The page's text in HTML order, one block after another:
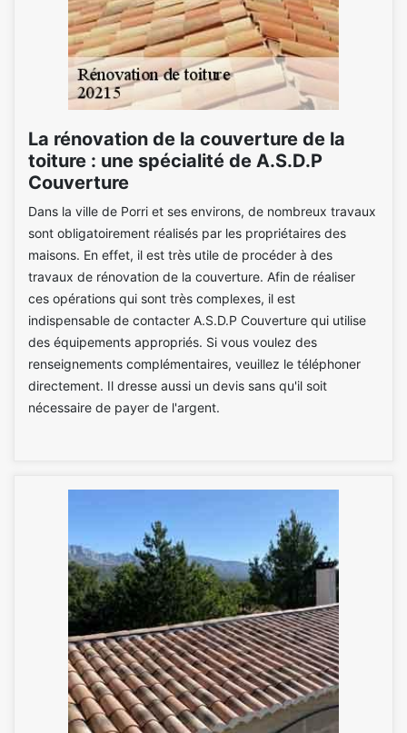
La rénovation de la couverture de la
toiture : une spécialité de A.S.D.P
Couverture
Dans la ville de Porri et ses environs, de nombreux travaux
sont obligatoirement réalisés par les propriétaires des
maisons. En effet, il est très utile de procéder à des
travaux de rénovation de la couverture. Afin de réaliser
ces opérations qui sont très complexes, il est
indispensable de contacter A.S.D.P Couverture qui utilise
des équipements appropriés. Si vous voulez des
renseignements complémentaires, veuillez le téléphoner
directement. Il dresse aussi un devis sans qu'il soit
nécessaire de payer de l'argent.